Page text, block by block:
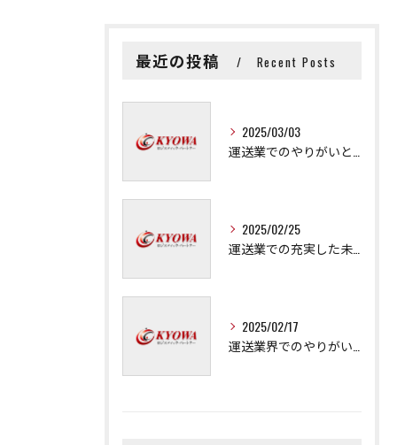
最近の投稿 Recent Posts
2025/03/03
2025/02/25
2025/02/17